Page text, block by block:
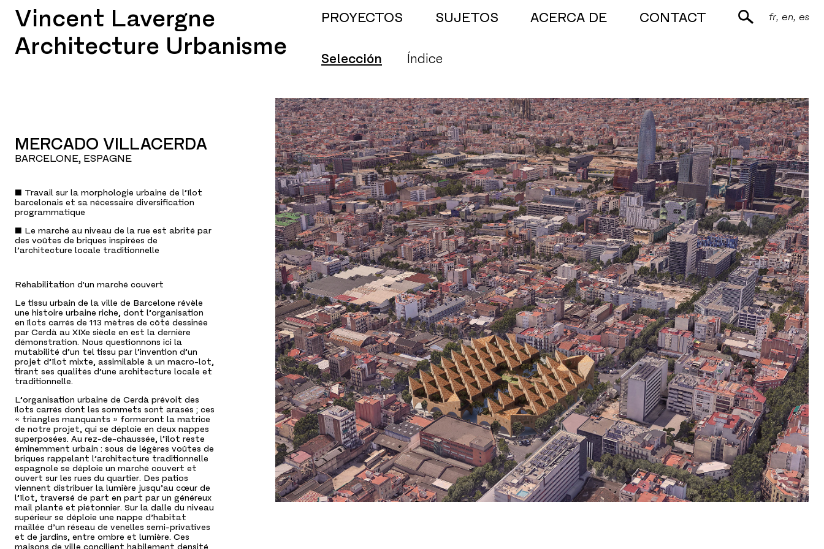
Vincent Lavergne
Architecture Urbanisme
PROYECTOS
Selección Índice
SUJETOS ACERCA DE CONTACT fr en es
MERCADO VILLACERDA
BARCELONE, ESPAGNE
■ Travail sur la morphologie urbaine de l’îlot
barcelonais et sa nécessaire diversification
programmatique
■ Le marché au niveau de la rue est abrité par
des voûtes de briques inspirées de
l’architecture locale traditionnelle
Réhabilitation d'un marché couvert
Le tissu urbain de la ville de Barcelone révèle
une histoire urbaine riche, dont l’organisation
en îlots carrés de 113 mètres de côté dessinée
par Cerdà au XIXe siècle en est la dernière
démonstration. Nous questionnons ici la
mutabilité d’un tel tissu par l’invention d’un
projet d’îlot mixte, assimilable à un macro-lot,
tirant ses qualités d’une architecture locale et
traditionnelle.
L’organisation urbaine de Cerdà prévoit des
îlots carrés dont les sommets sont arasés ; ces
« triangles manquants » formeront la matrice
de notre projet, qui se déploie en deux nappes
superposées. Au rez-de-chaussée, l’îlot reste
éminemment urbain : sous de légères voûtes de
briques rappelant l’architecture traditionnelle
espagnole se déploie un marché couvert et
ouvert sur les rues du quartier. Des patios
viennent distribuer la lumière jusqu’au cœur de
l’îlot, traversé de part en part par un généreux
mail planté et piétonnier. Sur la dalle du niveau
supérieur se déploie une nappe d’habitat
maillée d’un réseau de venelles semi-privatives
et de jardins, entre ombre et lumière. Ces